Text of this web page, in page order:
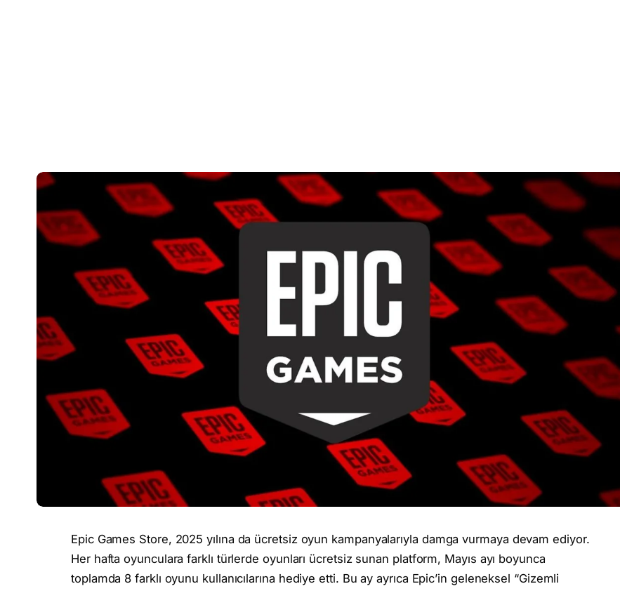
Epic Games Store, 2025 yılına da ücretsiz oyun kampanyalarıyla damga vurmaya devam ediyor.
Her hafta oyunculara farklı türlerde oyunları ücretsiz sunan platform, Mayıs ayı boyunca
toplamda 8 farklı oyunu kullanıcılarına hediye etti. Bu ay ayrıca Epic’in geleneksel “Gizemli